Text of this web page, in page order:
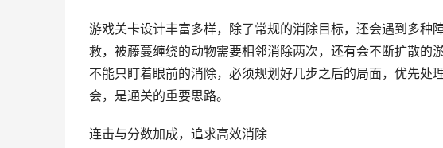
游戏关卡设计丰富多样，除了常规的消除目标，还会遇到多种
救，被藤蔓缠绕的动物需要相邻消除两次，还有会不断扩散的
不能只盯着眼前的消除，必须规划好几步之后的局面，优先处
会，是通关的重要思路。
连击与分数加成，追求高效消除